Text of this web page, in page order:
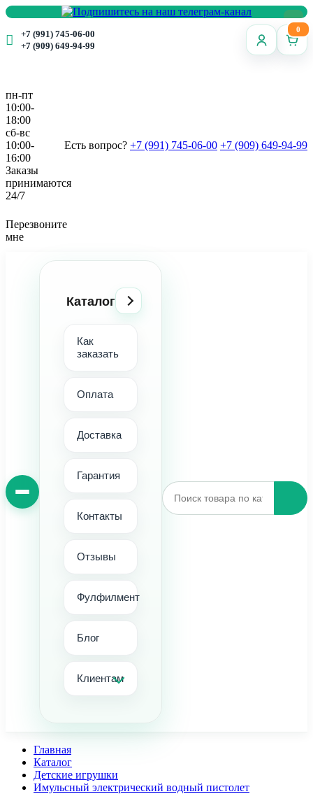
+7 (991) 745-06-00
+7 (909) 649-94-99
0
пн-пт
10:00-
18:00
сб-вс
10:00-
16:00
Заказы
принимаются
24/7
Есть вопрос? +7 (991) 745-06-00 +7 (909) 649-94-99
Перезвоните
мне
Каталог
Как
заказать
Оплата
Доставка
Гарантия
Контакты
Отзывы
Фулфилмент
Блог
Клиентам
Главная
Каталог
Детские игрушки
Имульсный электрический водный пистолет